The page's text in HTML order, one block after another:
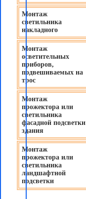
Монтаж
светильника
накладного
Монтаж
осветительных
приборов,
подвешиваемых на
трос
Монтаж
прожектора или
светильника
фасадной подсветки
здания
Монтаж
прожектора или
светильника
ландшафтной
подсветки